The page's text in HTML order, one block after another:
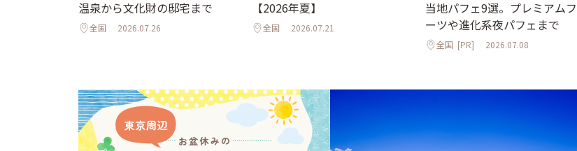
温泉から文化財の邸宅まで
全国 2026.07.26
【2026年夏】
全国 2026.07.21
当地パフェ9選。プレミアム
ーツや進化系夜パフェまで
全国 [PR] 2026.07.08